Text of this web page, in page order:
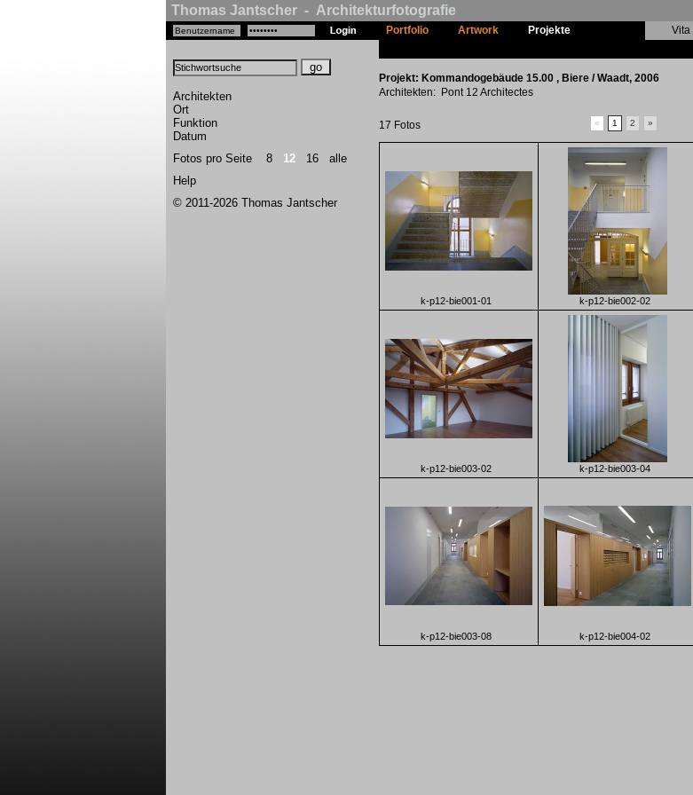
Thomas Jantscher - Architekturfotografie
Architekten
Ort
Funktion
Datum
Fotos pro Seite 8 12 16
alle
Help
© 2011-2026 Thomas Jantscher
Portfolio Artwork Projekte Vita
Projekt: Kommandogebäude 15.00 , Biere / Waadt, 2006
Architekten: Pont 12 Architectes
17 Fotos « 1 2 »
k-p12-bie001-01 k-p12-bie002-02
k-p12-bie003-02 k-p12-bie003-04
k-p12-bie003-08 k-p12-bie004-02